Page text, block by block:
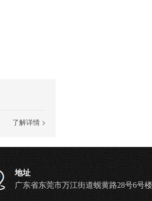
了解详情 >
地址
广东省东莞市万江街道蚬黄路28号6号